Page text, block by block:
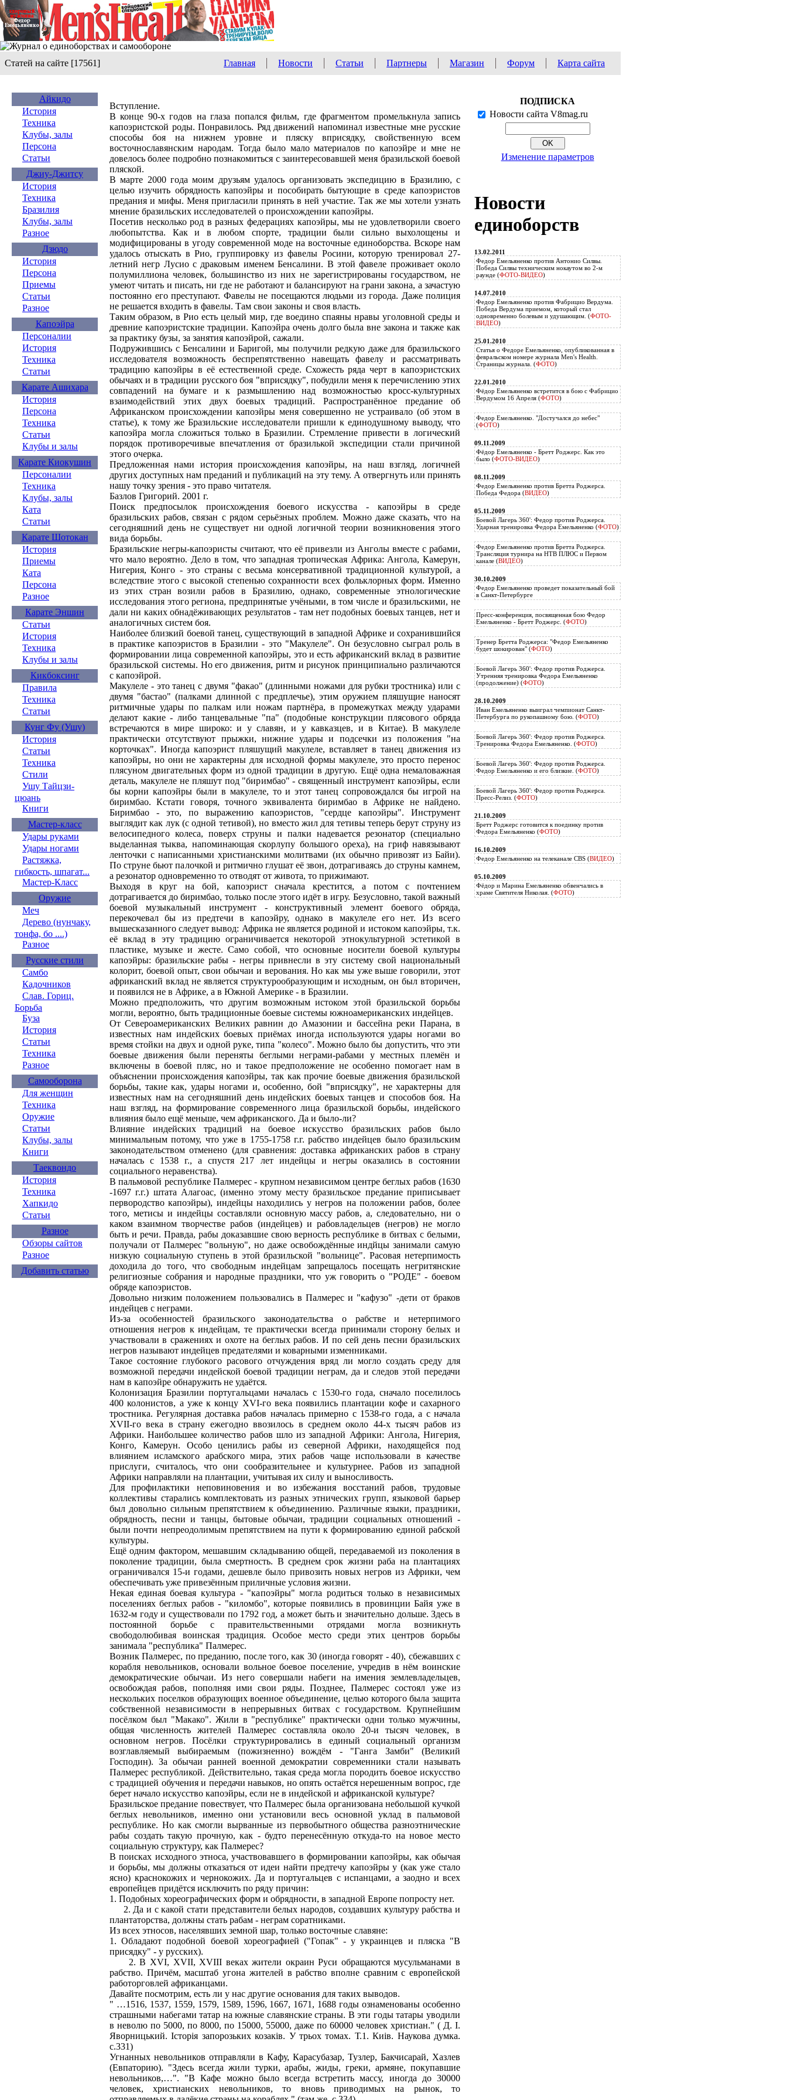
Статей на сайте [17561] Главная Новости Статьи Партнеры Магазин Форум Карта сайта
Айкидо
История
Техника
Клубы, залы
Персона
Статьи
Джиу-Джитсу
История
Техника
Бразилия
Клубы, залы
Разное
Дзюдо
История
Персона
Приемы
Статьи
Разное
Капоэйра
Персоналии
История
Техника
Статьи
Карате Ашихара
История
Персона
Техника
Статьи
Клубы и залы
Карате Киокушин
Персоналии
Техника
Клубы, залы
Ката
Статьи
Карате Шотокан
История
Приемы
Ката
Персона
Разное
Карате Эншин
Статьи
История
Техника
Клубы и залы
Кикбоксинг
Правила
Техника
Статьи
Кунг Фу (Ушу)
История
Статьи
Техника
Стили
Ушу Тайцзи-
цюань
Книги
Мастер-класс
Удары руками
Удары ногами
Растяжка,
гибкость, шпагат...
Мастер-Класс
Оружие
Меч
Дерево (нунчаку,
тонфа, бо ....)
Разное
Русские стили
Самбо
Кадочников
Слав. Гориц.
Борьба
Буза
История
Статьи
Техника
Разное
Самооборона
Для женщин
Техника
Оружие
Статьи
Клубы, залы
Книги
Таеквондо
История
Техника
Хапкидо
Статьи
Разное
Обзоры сайтов
Разное
Добавить статью
Вступление.
В конце 90-х годов на глаза попался фильм, где фрагментом промелькнула запись
капоэристской роды. Понравилось. Ряд движений напоминал известные мне русские
способы боя на нижнем уровне и пляску вприсядку, свойственную всем
восточнославянским народам. Тогда было мало материалов по капоэйре и мне не
довелось более подробно познакомиться с заинтересовавшей меня бразильской боевой
пляской.
В марте 2000 года моим друзьям удалось организовать экспедицию в Бразилию, с
целью изучить обрядность капоэйры и пособирать бытующие в среде капоэристов
предания и мифы. Меня пригласили принять в ней участие. Так же мы хотели узнать
мнение бразильских исследователей о происхождении капоэйры.
Посетив несколько род в разных федерациях капоэйры, мы не удовлетворили своего
любопытства. Как и в любом спорте, традиции были сильно выхолощены и
модифицированы в угоду современной моде на восточные единоборства. Вскоре нам
удалось отыскать в Рио, группировку из фавелы Росини, которую тренировал 27-
летний негр Лусио с драковым именем Бенсалини. В этой фавеле проживает около
полумиллиона человек, большинство из них не зарегистрированы государством, не
умеют читать и писать, ни где не работают и балансируют на грани закона, а зачастую
постоянно его преступают. Фавелы не посещаются людьми из города. Даже полиция
не решается входить в фавелы. Там свои законы и своя власть.
Таким образом, в Рио есть целый мир, где воедино спаяны нравы уголовной среды и
древние капоэристские традиции. Капоэйра очень долго была вне закона и также как
за практику бузы, за занятия капоэйрой, сажали.
Подружившись с Бенсалини и Баригой, мы получили редкую даже для бразильского
исследователя возможность беспрепятственно навещать фавелу и рассматривать
традицию капоэйры в её естественной среде. Схожесть ряда черт в капоэристских
обычаях и в традиции русского боя "вприсядку", побудили меня к перечислению этих
совпадений на бумаге и к размышлению над возможностью кросс-культурных
взаимодействий этих двух боевых традиций. Распространённое предание об
Африканском происхождении капоэйры меня совершенно не устраивало (об этом в
статье), к тому же Бразильские исследователи пришли к единодушному выводу, что
капоэйра могла сложиться только в Бразилии. Стремление привести в логический
порядок противоречивые впечатления от бразилькой экспедиции стали причиной
этого очерка.
Предложенная нами история происхождения капоэйры, на наш взгляд, логичней
других доступных нам преданий и публикаций на эту тему. А отвергнуть или принять
нашу точку зрения - это право читателя.
Базлов Григорий. 2001 г.
Поиск предпосылок происхождения боевого искусства - капоэйры в среде
бразильских рабов, связан с рядом серьёзных проблем. Можно даже сказать, что на
сегодняшний день не существует ни одной логичной теории возникновения этого
вида борьбы.
Бразильские негры-капоэристы считают, что её привезли из Анголы вместе с рабами,
что мало вероятно. Дело в том, что западная тропическая Африка: Ангола, Камерун,
Нигерия, Конго - это страны с весьма консервативной традиционной культурой, а
вследствие этого с высокой степенью сохранности всех фольклорных форм. Именно
из этих стран возили рабов в Бразилию, однако, современные этнологические
исследования этого региона, предпринятые учёными, в том числе и бразильскими, не
дали ни каких обнадёживающих результатов - там нет подобных боевых танцев, нет и
аналогичных систем боя.
Наиболее близкий боевой танец, существующий в западной Африке и сохранившийся
в практике капоэристов в Бразилии - это "Макулеле". Он безусловно сыграл роль в
формировании лица современной капоэйры, это и есть африканский вклад в развитие
бразильской системы. Но его движения, ритм и рисунок принципиально различаются
с капоэйрой.
Макулеле - это танец с двумя "факао" (длинными ножами для рубки тростника) или с
двумя "бастао" (палками длинной с предплечье), этим оружием пляшущие наносят
ритмичные удары по палкам или ножам партнёра, в промежутках между ударами
делают какие - либо танцевальные "па" (подобные конструкции плясового обряда
встречаются в мире широко: и у славян, и у кавказцев, и в Китае). В макулеле
практически отсутствуют прыжки, нижние удары и подсечки из положения "на
корточках". Иногда капоэрист пляшущий макулеле, вставляет в танец движения из
капоэйры, но они не характерны для исходной формы макулеле, это просто перенос
плясуном двигательных форм из одной традиции в другую. Ещё одна немаловажная
деталь, макулеле не пляшут под "биримбао" - священный инструмент капоэйры, если
бы корни капоэйры были в макулеле, то и этот танец сопровождался бы игрой на
биримбао. Кстати говоря, точного эквивалента биримбао в Африке не найдено.
Биримбао - это, по выражению капоэристов, "сердце капоэйры". Инструмент
выглядит как лук (с одной тетивой), но вместо жил для тетивы теперь берут струну из
велосипедного колеса, поверх струны и палки надевается резонатор (специально
выделанная тыква, напоминающая скорлупу большого ореха), на гриф навязывают
ленточки с написанными христианскими молитвами (их обычно привозят из Байи).
По струне бьют палочкой и ритмично глушат её звон, дотрагиваясь до струны камнем,
а резонатор одновременно то отводят от живота, то прижимают.
Выходя в круг на бой, капоэрист сначала крестится, а потом с почтением
дотрагивается до биримбао, только после этого идёт в игру. Безусловно, такой важный
боевой музыкальный инструмент - конструктивный элемент боевого обряда,
перекочевал бы из предтечи в капоэйру, однако в макулеле его нет. Из всего
вышесказанного следует вывод: Африка не является родиной и истоком капоэйры, т.к.
её вклад в эту традицию ограничивается некоторой этнокультурной эстетикой в
пластике, музыке и жесте. Само собой, что основные носители боевой культуры
капоэйры: бразильские рабы - негры привнесли в эту систему свой национальный
колорит, боевой опыт, свои обычаи и верования. Но как мы уже выше говорили, этот
африканский вклад не является структурообразующим и исходным, он был вторичен,
и появился не в Африке, а в Южной Америке - в Бразилии.
Можно предположить, что другим возможным истоком этой бразильской борьбы
могли, вероятно, быть традиционные боевые системы южноамериканских индейцев.
От Североамериканских Великих равнин до Амазонии и бассейна реки Парана, в
известных нам индейских боевых приёмах иногда используются удары ногами во
время стойки на двух и одной руке, типа "колесо". Можно было бы допустить, что эти
боевые движения были переняты беглыми неграми-рабами у местных племён и
включены в боевой пляс, но и такое предположение не особенно помогает нам в
объяснении происхождения капоэйры, так как прочие боевые движения бразильской
борьбы, такие как, удары ногами и, особенно, бой "вприсядку", не характерны для
известных нам на сегодняшний день индейских боевых танцев и способов боя. На
наш взгляд, на формирование современного лица бразильской борьбы, индейского
влияния было ещё меньше, чем африканского. Да и было-ли?
Влияние индейских традиций на боевое искусство бразильских рабов было
минимальным потому, что уже в 1755-1758 г.г. рабство индейцев было бразильским
законодательством отменено (для сравнения: доставка африканских рабов в страну
началась с 1538 г., а спустя 217 лет индейцы и негры оказались в состоянии
социального неравенства).
В пальмовой республике Палмерес - крупном независимом центре беглых рабов (1630
-1697 г.г.) штата Алагоас, (именно этому месту бразильское предание приписывает
первородство капоэйры), индейцы находились у негров на положении рабов, более
того, метисы и индейцы составляли основную массу рабов, а, следовательно, ни о
каком взаимном творчестве рабов (индейцев) и рабовладельцев (негров) не могло
быть и речи. Правда, рабы доказавшие свою верность республике в битвах с белыми,
получали от Палмерес "вольную", но даже освобождённые индйцы занимали самую
низкую социальную ступень в этой бразильской "вольнице". Расовая нетерпимость
доходила до того, что свободным индейцам запрещалось посещать негритянские
религиозные собрания и народные праздники, что уж говорить о "РОДЕ" - боевом
обряде капоэристов.
Довольно низким положением пользовались в Палмерес и "кафузо" -дети от браков
индейцев с неграми.
Из-за особенностей бразильского законодательства о рабстве и нетерпимого
отношения негров к индейцам, те практически всегда принимали сторону белых и
участвовали в сражениях и охоте на беглых рабов. И по сей день песни бразильских
негров называют индейцев предателями и коварными изменниками.
Такое состояние глубокого расового отчуждения вряд ли могло создать среду для
возможной передачи индейской боевой традиции неграм, да и следов этой передачи
нам в капоэйре обнаружить не удаётся.
Колонизация Бразилии португальцами началась с 1530-го года, сначало поселилось
400 колонистов, а уже к концу XVI-го века появились плантации кофе и сахарного
тростника. Регулярная доставка рабов началась примерно с 1538-го года, а с начала
XVII-го века в страну ежегодно ввозилось в среднем около 44-х тысяч рабов из
Африки. Наибольшее количество рабов шло из западной Африки: Ангола, Нигерия,
Конго, Камерун. Особо ценились рабы из северной Африки, находящейся под
влиянием исламского арабского мира, этих рабов чаще использовали в качестве
прислуги, считалось, что они сообразительнее и культурнее. Рабов из западной
Африки направляли на плантации, учитывая их силу и выносливость.
Для профилактики неповиновения и во избежания восстаний рабов, трудовые
коллективы старались комплектовать из разных этнических групп, языковой барьер
был довольно сильным препятствием к объединению. Различные языки, праздники,
обрядность, песни и танцы, бытовые обычаи, традиции социальных отношений -
были почти непреодолимым препятствием на пути к формированию единой рабской
культуры.
Ещё одним фактором, мешавшим складыванию общей, передаваемой из поколения в
поколение традиции, была смертность. В среднем срок жизни раба на плантациях
ограничивался 15-и годами, дешевле было привозить новых негров из Африки, чем
обеспечивать уже привезённым приличные условия жизни.
Некая единая боевая культура - "капоэйры" могла родиться только в независимых
поселениях беглых рабов - "киломбо", которые появились в провинции Байя уже в
1632-м году и существовали по 1792 год, а может быть и значительно дольше. Здесь в
постоянной борьбе с правительственными отрядами могла возникнуть
свободолюбивая воинская традиция. Особое место среди этих центров борьбы
занимала "республика" Палмерес.
Возник Палмерес, по преданию, после того, как 30 (иногда говорят - 40), сбежавших с
корабля невольников, основали вольное боевое поселение, учредив в нём воинские
демократические обычаи. Из него совершали набеги на имения землевладельцев,
освобождая рабов, пополняя ими свои ряды. Позднее, Палмерес состоял уже из
нескольких поселков образующих военное объединение, целью которого была защита
собственной независимости в непрерывных битвах с государством. Крупнейшим
посёлком был "Макако". Жили в "республике" практически одни только мужчины,
общая численность жителей Палмерес составляла около 20-и тысяч человек, в
основном негров. Посёлки структурировались в единый социальный организм
возглавляемый выбираемым (пожизненно) вождём - "Ганга Замби" (Великий
Господин). За обычаи ранней военной демократии современники стали называть
Палмерес республикой. Действительно, такая среда могла породить боевое искусство
с традицией обучения и передачи навыков, но опять остаётся нерешенным вопрос, где
берет начало искусство капоэйры, если не в индейской и африканской культуре?
Бразильское предание повествует, что Палмерес была организована небольшой кучкой
беглых невольников, именно они установили весь основной уклад в пальмовой
республике. Но как смогли вырванные из первобытного общества разноэтнические
рабы создать такую прочную, как - будто перенесённую откуда-то на новое место
социальную структуру, как Палмерес?
В поисках исходного этноса, участвовавшего в формировании капоэйры, как обычая
и борьбы, мы должны отказаться от идеи найти предтечу капоэйры у (как уже стало
ясно) краснокожих и чернокожих. Да и португальцев с испанцами, а заодно и всех
европейцев придётся исключить по ряду причин:
1. Подобных хореографических форм и обрядности, в западной Европе попросту нет.
2. Да и с какой стати представители белых народов, создавших культуру рабства и
плантаторства, должны стать рабам - неграм соратниками.
Из всех этносов, населявших земной шар, только восточные славяне:
1. Обладают подобной боевой хореографией ("Гопак" - у украинцев и пляска "В
присядку" - у русских).
2. В XVI, XVII, XVIII веках жители окраин Руси обращаются мусульманами в
рабство. Причём, масштаб угона жителей в рабство вполне сравним с европейской
работорговлей африканцами.
Давайте посмотрим, есть ли у нас другие основания для таких выводов.
" …1516, 1537, 1559, 1579, 1589, 1596, 1667, 1671, 1688 годы ознаменованы особенно
страшными набегами татар на южные славянские страны. В эти годы татары уводили
в неволю по 5000, по 8000, по 15000, 55000, даже по 60000 человек христиан." ( Д. I.
Яворницький. Iсторiя запорозьких козакiв. У трьох томах. Т.1. Киiв. Наукова думка.
с.331)
Угнанных невольников отправляли в Кафу, Карасубазар, Тузлер, Бакчисарай, Хазлев
(Евпаторию). "Здесь всегда жили турки, арабы, жиды, греки, армяне, покупавшие
невольников,…". "В Кафе можно было всегда встретить массу, иногда до 30000
человек, христианских невольников, то вновь приводимых на рынок, то
ПОДПИСКА
Новости сайта V8mag.ru
Изменение параметров
Новости
единоборств
13.02.2011
Федор Емельяненко против Антонио Силвы.
Победа Силвы техническим нокаутом во 2-м
раунде (ФОТО-ВИДЕО)
14.07.2010
Федор Емельяненко против Фабрицио Вердума.
Победа Вердума приемом, который стал
одновременно болевым и удушающим. (ФОТО-
ВИДЕО)
25.01.2010
Статья о Федоре Емельяненко, опубликованная в
февральском номере журнала Men's Health.
Страницы журнала. (ФОТО)
22.01.2010
Фёдор Емельяненко встретится в бою с Фабрицио
Вердумом 16 Апреля (ФОТО)
Федор Емельяненко. "Достучался до небес"
(ФОТО)
09.11.2009
Фёдор Емельяненко - Бретт Роджерс. Как это
было (ФОТО-ВИДЕО)
08.11.2009
Федор Емельяненко против Бретта Роджерса.
Победа Федора (ВИДЕО)
05.11.2009
Боевой Лагерь 360': Федор против Роджерса.
Ударная тренировка Федора Емельяненко (ФОТО)
Федор Емельяненко против Бретта Роджерса.
Трансляция турнира на НТВ ПЛЮС и Первом
канале (ВИДЕО)
30.10.2009
Федор Емельяненко проведет показательный бой
в Санкт-Петербурге
Пресс-конференция, посвященная бою Федор
Емельяненко - Бретт Роджерс. (ФОТО)
Тренер Бретта Роджерса: "Федор Емельяненко
будет шокирован" (ФОТО)
Боевой Лагерь 360': Федор против Роджерса.
Утренняя тренировка Федора Емельяненко
(продолжение) (ФОТО)
28.10.2009
Иван Емельяненко выиграл чемпионат Санкт-
Петербурга по рукопашному бою. (ФОТО)
Боевой Лагерь 360': Федор против Роджерса.
Тренировка Федора Емельяненко. (ФОТО)
Боевой Лагерь 360': Федор против Роджерса.
Федор Емельяненко и его близкие. (ФОТО)
Боевой Лагерь 360': Федор против Роджерса.
Пресс-Релиз. (ФОТО)
21.10.2009
Бретт Роджерс готовится к поединку против
Федора Емельяненко (ФОТО)
16.10.2009
Федор Емельяненко на телеканале CBS (ВИДЕО)
05.10.2009
Фёдор и Марина Емельяненко обвенчались в
храме Святителя Николая. (ФОТО)